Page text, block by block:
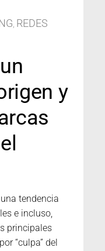
REDES
y
tendencia
e incluso,
principales
“culpa” del